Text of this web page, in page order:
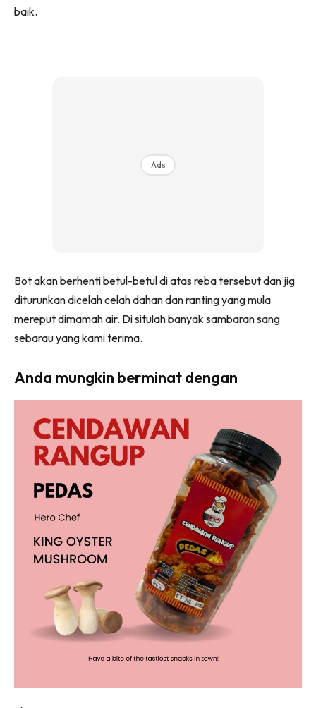
baik.
Ads
Bot akan berhenti betul-betul di atas reba tersebut dan jig
diturunkan dicelah celah dahan dan ranting yang mula
mereput dimamah air. Di situlah banyak sambaran sang
sebarau yang kami terima.
Anda mungkin berminat dengan